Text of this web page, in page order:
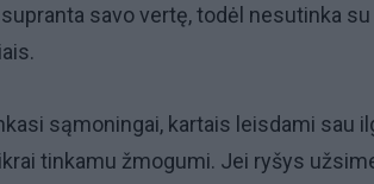
savo vertę, todėl nesutinka
sąmoningai, kartais leisdami sau
tinkamu žmogumi. Jei ryšys